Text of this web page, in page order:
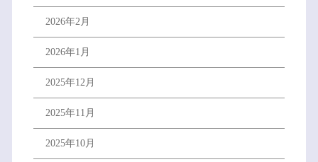
2026年2月
2026年1月
2025年12月
2025年11月
2025年10月